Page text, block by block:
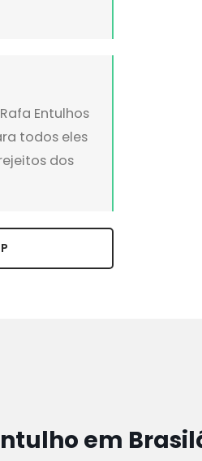
Entulhos
todos eles
dos
em